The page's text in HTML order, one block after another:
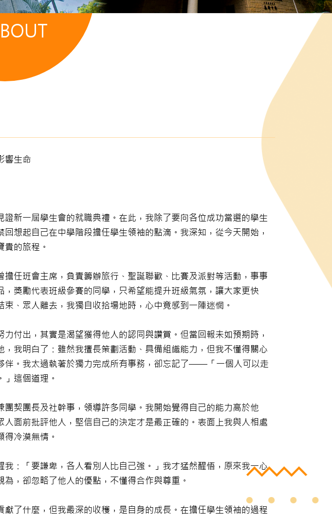
響生命
新一屆學生會的就職典禮。在此，我除了要向各位成功當選的學生
想起自己在中學階段擔任學生領袖的點滴。我深知，從今天開始，
的旅程。
任班會主席，負責籌辦旅行、聖誕聯歡、比賽及派對等活動，事事
獎勵代表班級參賽的同學，只希望能提升班級氣氛，讓大家更快
、眾人離去，我獨自收拾場地時，心中竟感到一陣迷惘。
付出，其實是渴望獲得他人的認同與讚賞。但當回報未如預期時，
我明白了：雖然我擅長策劃活動、具備組織能力，但我不懂得關心
伴。我太過執著於獨力完成所有事務，卻忘記了——「一個人可以走
這個道理。
契團長及社幹事，領導許多同學。我開始覺得自己的能力高於他
人面前批評他人，堅信自己的決定才是最正確的。表面上我與人相處
冷漠無情。
我：「要謙卑，各人看別人比自己強。」我才猛然醒悟，原來我一心
，卻忽略了他人的優點，不懂得合作與尊重。
了什麼，但我最深的收穫，是自身的成長。在擔任學生領袖的過程